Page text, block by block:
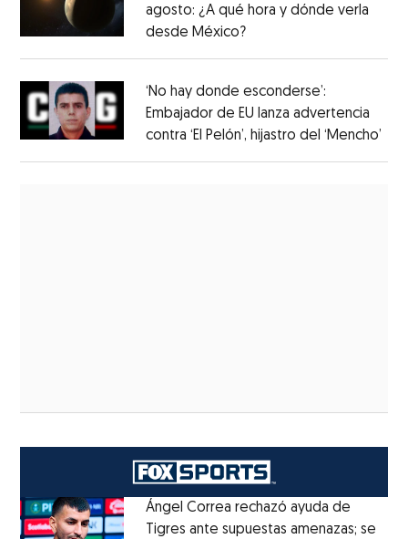
agosto: ¿A qué hora y dónde verla
desde México?
‘No hay donde esconderse’:
Embajador de EU lanza advertencia
contra ‘El Pelón’, hijastro del ‘Mencho’
Ángel Correa rechazó ayuda de
Tigres ante supuestas amenazas; se